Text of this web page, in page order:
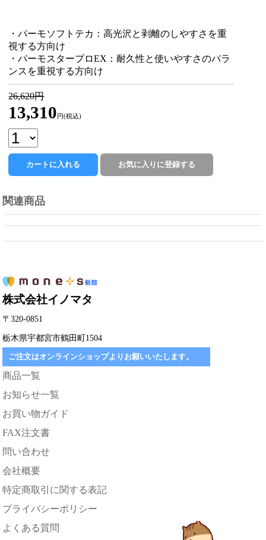
・パーモソフトテカ：高光沢と剥離のしやすさを重
視する方向け
・パーモスタープロEX：耐久性と使いやすさのバラ
ンスを重視する方向け
26,620円
13,310 円(税込)
関連商品
株式会社イノマタ
〒320-0851
栃木県宇都宮市鶴田町1504
ご注文はオンラインショップよりお願いいたします。
商品一覧
お知らせ一覧
お買い物ガイド
FAX注文書
問い合わせ
会社概要
特定商取引に関する表記
プライバシーポリシー
よくある質問